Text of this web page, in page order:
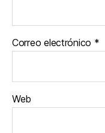
Correo electrónico *
Web